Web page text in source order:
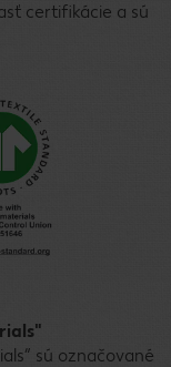
certifikácie a sú
sú označované